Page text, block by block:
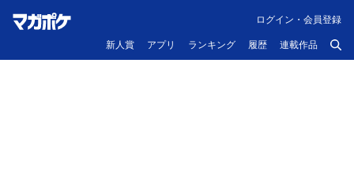
新人賞 アプリ ランキング 履歴 連載作品
ログイン・会員登録